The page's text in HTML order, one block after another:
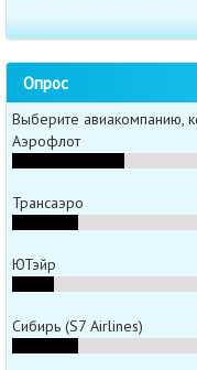
Опрос
Выберите авиакомпанию,
Аэрофлот
Трансаэро
ЮТэйр
Сибирь (S7 Airlines)